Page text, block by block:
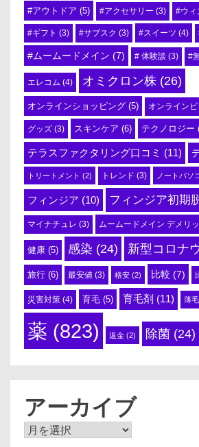
#アウトドア (5) #アクセサリー (3) #ウィ
#ギフト (3) #サブスク (3) #スイーツ (4)
#ムームードメイン (7) # 体験談 (3) #
エレコム (4) オミクロン株 (26)
オンラインショッピング (5) オンラインビ
グッズ (3) スキンケア (6) テクノロジー
テラスファクタリング口コミ (11)
トリートメント (2) トレンド (3) ノートパソ
フィンジア (10) フィンジア初期
マイナチュレ (3) ムームードメイン デメリ
健康 (5) 感染 (24) 新型コロナ
旅行 (6) 最安値 (3) 格安 (2) 比較 (7)
災害対策 (4) 育毛 (5) 育毛剤 (11) 薄毛
薬 (823) 返金 (2) 除菌 (24)
アーカイブ
ア